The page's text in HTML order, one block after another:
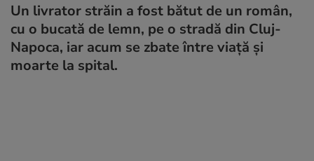
Un livrator străin a fost bătut de un român,
cu o bucată de lemn, pe o stradă din Cluj-
Napoca, iar acum se zbate între viață și
moarte la spital.